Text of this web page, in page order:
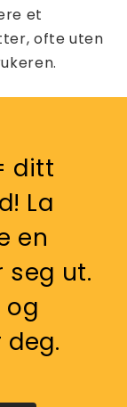
et
ofte uten
ditt
La
en
seg ut.
og